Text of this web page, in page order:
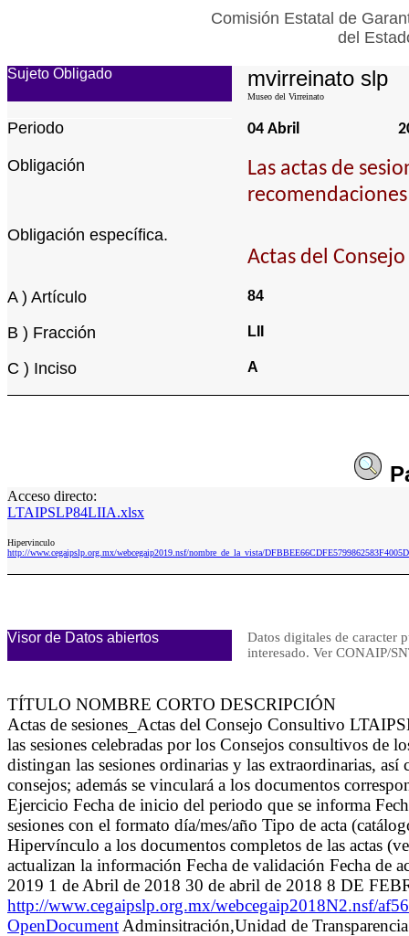
Comisión Estatal de
del
Sujeto Obligado mvirreinato slp
Museo del Virreinato
Periodo 04 Abril
Obligación
Las actas de
Obligación específica.
Actas del
A ) Artículo 84
B ) Fracción LII
C ) Inciso A
Acceso directo:
LTAIPSLP84LIIA.xlsx
Hipervinculo
http://www.cegaipslp.org.mx/webcegaip2019.nsf/nombre_de_la_vista/
Visor de Datos abiertos
Datos digitales de caracter
interesado. Ver CONAIP/
TÍTULO NOMBRE CORTO DESCRIPCIÓN
Actas de sesiones_Actas del Consejo Consultivo
las sesiones celebradas por los Consejos consultivos de
distingan las sesiones ordinarias y las extraordinarias,
consejos; además se vinculará a los documentos
Ejercicio Fecha de inicio del periodo que se informa
sesiones con el formato día/mes/año Tipo de acta
Hipervínculo a los documentos completos de las actas
actualizan la información Fecha de validación Fecha de
2019 1 de Abril de 2018 30 de abril de 2018 8 DE
http://www.cegaipslp.org.mx/webcegaip2018N2.nsf/
OpenDocument Adminsitración,Unidad de